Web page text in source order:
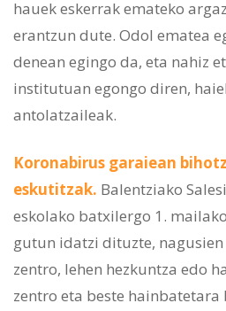
hauek eskerrak emateko
erantzun dute. Odol ematea
denean egingo da, eta nahiz
institutuan egongo diren,
antolatzaileak.
Koronabirus garaiean
eskutitzak. Balentziako
eskolako batxilergo 1.
gutun idatzi dituzte, nagusien
zentro, lehen hezkuntza edo
zentro eta beste